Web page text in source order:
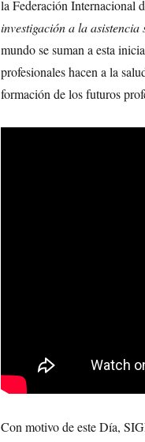
la Federación Internacional
investigación a la
mundo se suman a esta
profesionales hacen a la
formación de los futuros
Con motivo de este Día,